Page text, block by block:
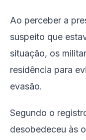
Ao perceber a
suspeito que
situação, os
residência para
evasão.
Segundo o
desobedeceu às